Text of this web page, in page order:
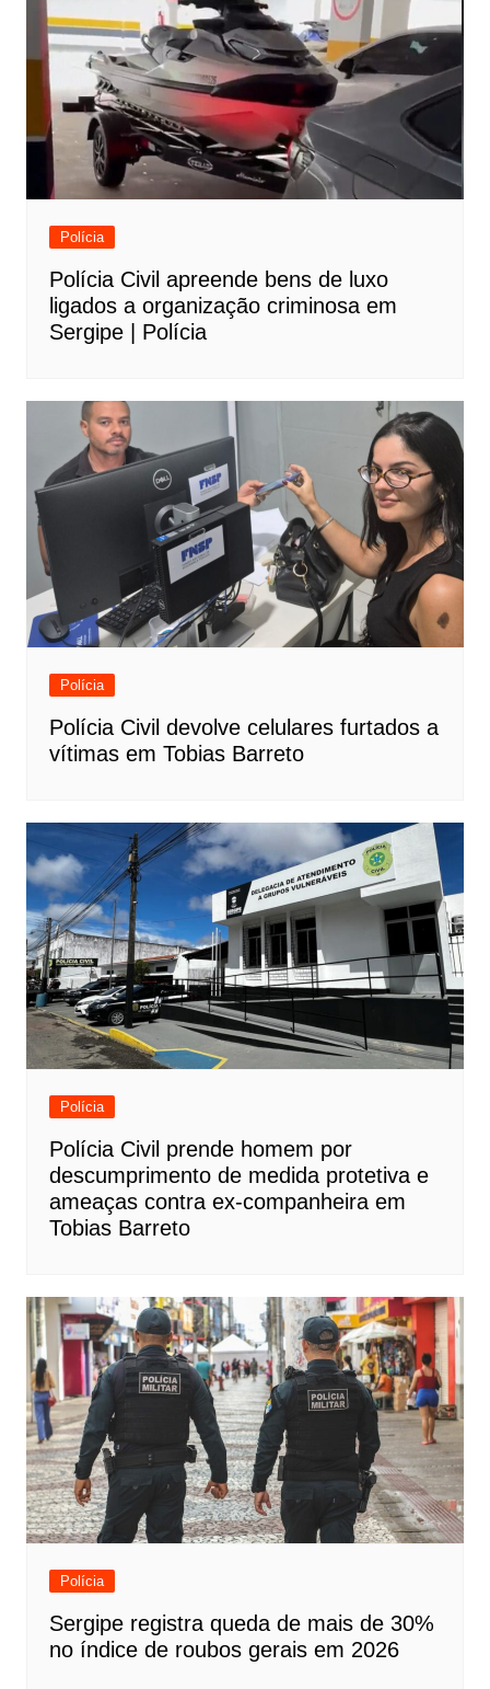
Polícia
Polícia Civil apreende bens de luxo
ligados a organização criminosa em
Sergipe | Polícia
Polícia
Polícia Civil devolve celulares furtados a
vítimas em Tobias Barreto
Polícia
Polícia Civil prende homem por
descumprimento de medida protetiva e
ameaças contra ex-companheira em
Tobias Barreto
Polícia
Sergipe registra queda de mais de 30%
no índice de roubos gerais em 2026